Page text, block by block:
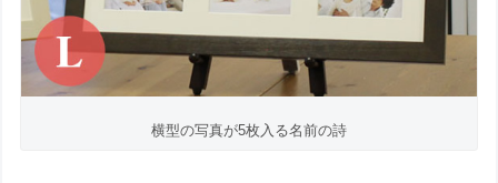
横型の写真が5枚入る名前の詩